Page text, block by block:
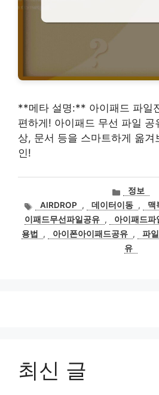
**메타 설명:** 아이패드 파일
편하게! 아이패드 무선 파일 공
상, 문서 등을 스마트하게 옮
인!
카
테
고
리
정보
태
그
AIRDROP , 데이터이동 , 맥
이패드무선파일공유 , 아이패드파
용법
, 아이폰아이패드공유 , 파
유
최신 글